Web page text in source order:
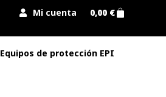
Mi cuenta 0,00 €
Equipos de protección EPI